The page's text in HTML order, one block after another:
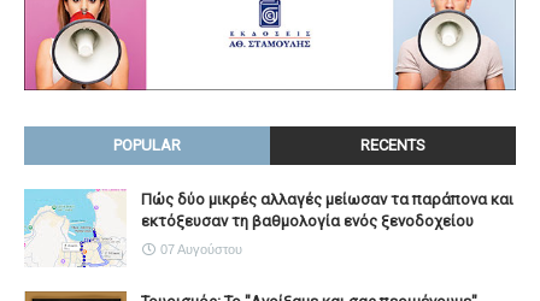
POPULAR RECENTS
Πώς δύο μικρές αλλαγές μείωσαν τα παράπονα και
εκτόξευσαν τη βαθμολογία ενός ξενοδοχείου
07 Αυγούστου